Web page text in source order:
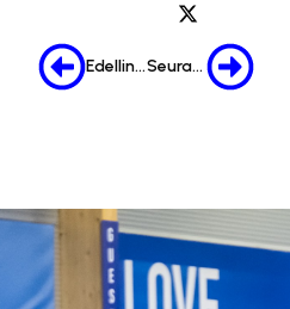
Edellinen Seuraava